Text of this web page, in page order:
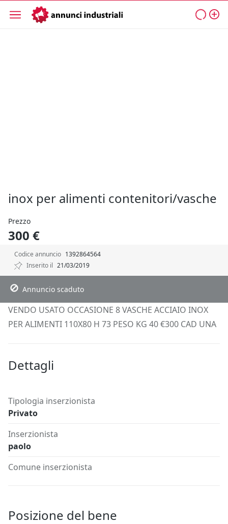
inox per alimenti contenitori/vasche
Prezzo
300 €
Codice annuncio 1392864564
Inserito il 21/03/2019
Descrizione
Dettagli Posizione Richiedi Info
Annuncio scaduto
VENDO USATO OCCASIONE 8 VASCHE ACCIAIO INOX
PER ALIMENTI 110X80 H 73 PESO KG 40 €300 CAD UNA
Dettagli
Tipologia inserzionista
Privato
Inserzionista
paolo
Comune inserzionista
Posizione del bene